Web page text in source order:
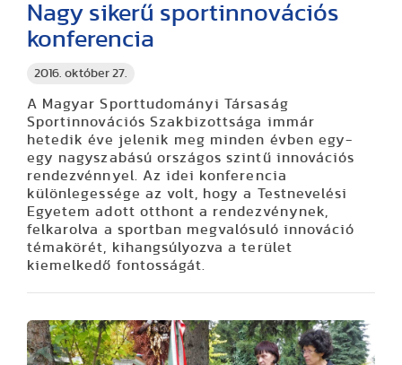
2016. október 27.
Nagy sikerű sportinnovációs
konferencia
A Magyar Sporttudományi Társaság
Sportinnovációs Szakbizottsága immár
hetedik éve jelenik meg minden évben egy-
egy nagyszabású országos szintű innovációs
rendezvénnyel. Az idei konferencia
különlegessége az volt, hogy a Testnevelési
Egyetem adott otthont a rendezvénynek,
felkarolva a sportban megvalósuló innováció
témakörét, kihangsúlyozva a terület
kiemelkedő fontosságát.